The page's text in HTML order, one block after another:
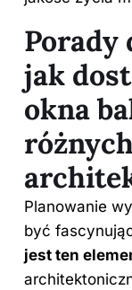
Porady
jak
okna
Planowanie
być
jest ten